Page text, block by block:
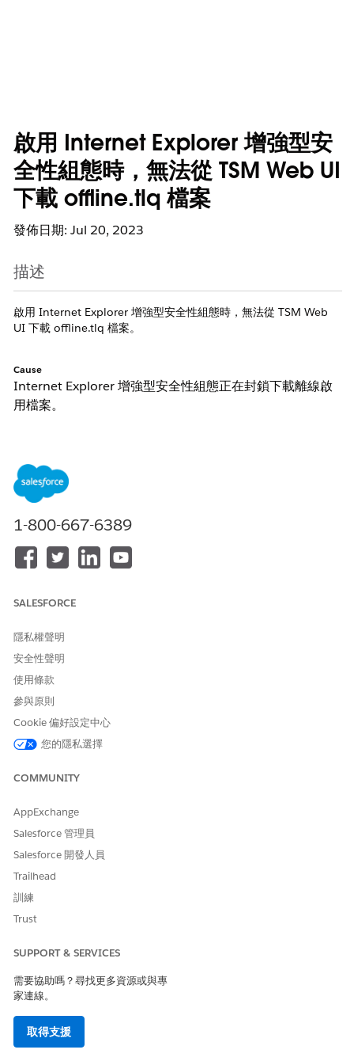
啟用 Internet Explorer 增強型安
全性組態時，無法從 TSM Web UI
下載 offline.tlq 檔案
發佈日期: Jul 20, 2023
描述
啟用 Internet Explorer 增強型安全性組態時，無法從 TSM Web
UI 下載 offline.tlq 檔案。
Cause
Internet Explorer 增強型安全性組態正在封鎖下載離線啟
用檔案。
以下選項可用作此問題的因應措施：
啟動 Server Manager。
選取左側面板中的
按一下右側面板中 [IE 增強型安全性組態] 選項旁的
將「增強型安全性組態」設為
選項 2- 使用 Chrome 或 Firefox 連線至 TSM Web GUI，
其他資源
Internet Explorer 增強型安全性組態改變了瀏覽體驗
知識文章編號
001471320
請讓我們知道，以便我們改進！
是
1-800-667-6389
SALESFORCE
隱私權聲明
安全性聲明
使用條款
參與原則
Cookie 偏好設定中心
您的隱私選擇
COMMUNITY
AppExchange
Salesforce 管理員
Salesforce 開發人員
Trailhead
訓練
Trust
SUPPORT & SERVICES
需要協助嗎？尋找更多資源或與專
家連線。
取得支援